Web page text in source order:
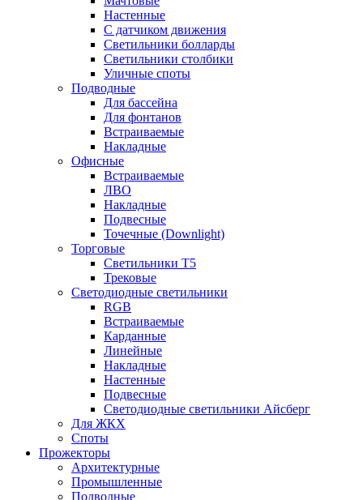
Настенные
С датчиком движения
Светильники болларды
Светильники столбики
Уличные споты
Подводные
Для бассейна
Для фонтанов
Встраиваемые
Накладные
Офисные
Встраиваемые
ЛВО
Накладные
Подвесные
Точечные (Downlight)
Торговые
Светильники Т5
Трековые
Светодиодные светильники
RGB
Встраиваемые
Карданные
Линейные
Накладные
Настенные
Подвесные
Светодиодные светильники Айсберг
Для ЖКХ
Споты
Прожекторы
Архитектурные
Промышленные
Подводные